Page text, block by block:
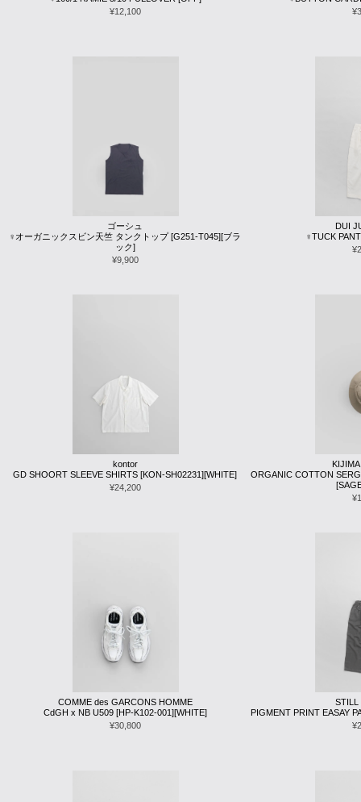
¥12,100
ゴーシュ
♀オーガニックスビン天竺 タンクトップ [G251-T045][ブラ
ック]
¥9,900
DUI
♀TUCK
kontor
GD SHOORT SLEEVE SHIRTS [KON-SH02231][WHITE]
¥24,200
ORGANIC COTTON
COMME des GARCONS HOMME
CdGH x NB U509 [HP-K102-001][WHITE]
¥30,800
STILL
PIGMENT PRINT EASAY